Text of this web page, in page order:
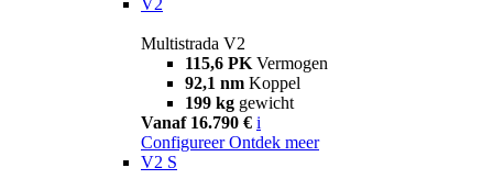
Multistrada V2
115,6 PK Vermogen
92,1 nm Koppel
199 kg gewicht
Vanaf 16.790 € i
Configureer Ontdek meer
V2 S